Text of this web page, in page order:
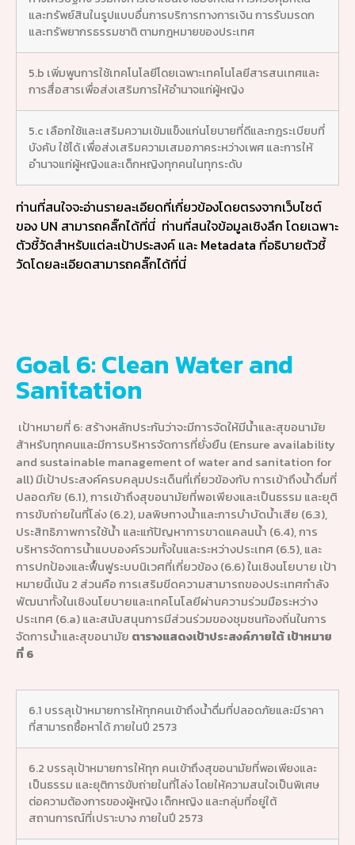
และทรัพย์สินในรูปแบบอื่นการบริการทางการเงิน การรับมรดก
และทรัพยากรธรรมชาติ ตามกฎหมายของประเทศ
5.b เพิ่มพูนการใช้เทคโนโลยีโดยเฉพาะเทคโนโลยีสารสนเทศและ
การสื่อสารเพื่อส่งเสริมการให้อำนาจแก่ผู้หญิง
5.c เลือกใช้และเสริมความเข้มแข็งแก่นโยบายที่ดีและกฎระเบียบที่
บังคับ ใช้ได้ เพื่อส่งเสริมความเสมอภาคระหว่างเพศ และการให้
อำนาจแก่ผู้หญิงและเด็กหญิงทุกคนในทุกระดับ
ท่านที่สนใจจะอ่านรายละเอียดที่เกี่ยวข้องโดยตรงจากเว็บไซต์
ของ UN สามารถคลิ๊กได้ที่นี่ ท่านที่สนใจข้อมูลเชิงลึก โดยเฉพาะ
ตัวชี้วัดสำหรับแต่ละเป้าประสงค์ และ Metadata ที่อธิบายตัวชี้
วัดโดยละเอียดสามารถคลิ๊กได้ที่นี่
Goal 6: Clean Water and
Sanitation
เป้าหมายที่ 6: สร้างหลักประกันว่าจะมีการจัดให้มีน้ำและสุขอนามัย
ส้าหรับทุกคนและมีการบริหารจัดการที่ยั่งยืน (Ensure availability
and sustainable management of water and sanitation for
all) มีเป้าประสงค์ครบคลุมประเด็นที่เกี่ยวข้องกับ การเข้าถึงน้ำดื่มที่
ปลอดภัย (6.1), การเข้าถึงสุขอนามัยที่พอเพียงและเป็นธรรม และยุติ
การขับถ่ายในที่โล่ง (6.2), มลพิษทางน้ำและการบำบัดน้ำเสีย (6.3),
ประสิทธิภาพการใช้น้ำ และแก้ปัญหาการขาดแคลนน้ำ (6.4), การ
บริหารจัดการน้ำแบบองค์รวมทั้งในและระหว่างประเทศ (6.5), และ
การปกป้องและฟื้นฟูระบบนิเวศที่เกี่ยวข้อง (6.6) ในเชิงนโยบาย เป้า
หมายนี้เน้น 2 ส่วนคือ การเสริมขีดความสามารถของประเทศกำลัง
พัฒนาทั้งในเชิงนโยบายและเทคโนโลยีผ่านความร่วมมือระหว่าง
ประเทศ (6.a) และสนับสนุนการมีส่วนร่วมของชุมชนท้องถิ่นในการ
จัดการน้ำและสุขอนามัย ตารางแสดงเป้าประสงค์ภายใต้ เป้าหมาย
ที่ 6
6.1 บรรลุเป้าหมายการให้ทุกคนเข้าถึงน้ำดื่มที่ปลอดภัยและมีราคา
ที่สามารถซื้อหาได้ ภายในปี 2573
6.2 บรรลุเป้าหมายการให้ทุก คนเข้าถึงสุขอนามัยที่พอเพียงและ
เป็นธรรม และยุติการขับถ่ายในที่โล่ง โดยให้ความสนใจเป็นพิเศษ
ต่อความต้องการของผู้หญิง เด็กหญิง และกลุ่มที่อยู่ใต้
สถานการณ์ที่เปราะบาง ภายในปี 2573